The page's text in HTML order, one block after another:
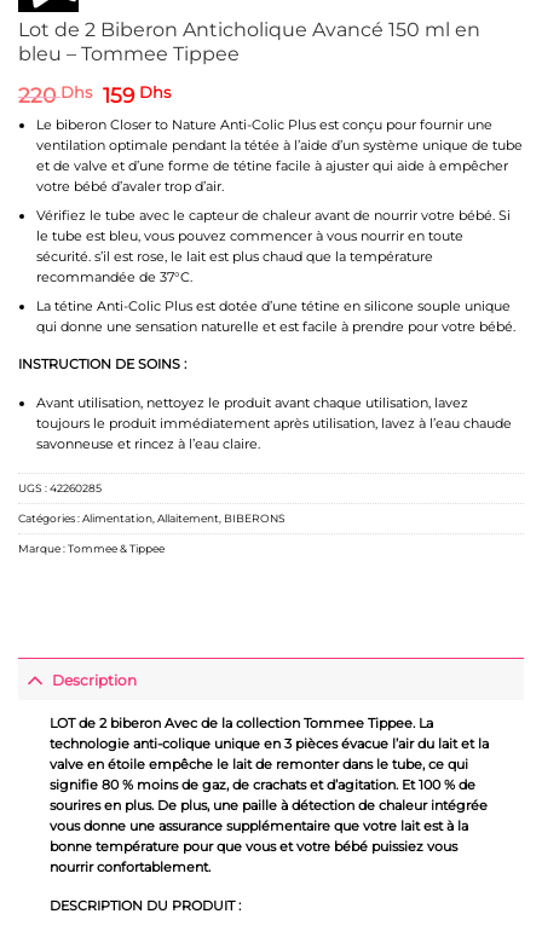
Lot de 2 Biberon Anticholique Avancé 150 ml en
bleu – Tommee Tippee
220Dhs Le
prix
initial
était :
220 Dhs.
159 DhsLe
prix
actuel
est :
159 Dhs.
Le biberon Closer to Nature Anti-Colic Plus est conçu pour fournir une
ventilation optimale pendant la tétée à l’aide d’un système unique de tube
et de valve et d’une forme de tétine facile à ajuster qui aide à empêcher
votre bébé d’avaler trop d’air.
Vérifiez le tube avec le capteur de chaleur avant de nourrir votre bébé. Si
le tube est bleu, vous pouvez commencer à vous nourrir en toute
sécurité. s’il est rose, le lait est plus chaud que la température
recommandée de 37°C.
La tétine Anti-Colic Plus est dotée d’une tétine en silicone souple unique
qui donne une sensation naturelle et est facile à prendre pour votre bébé.
INSTRUCTION DE SOINS :
Avant utilisation, nettoyez le produit avant chaque utilisation, lavez
toujours le produit immédiatement après utilisation, lavez à l’eau chaude
savonneuse et rincez à l’eau claire.
UGS :42260285
Catégories :Alimentation Allaitement BIBERONS
Marque :Tommee & Tippee
Description
LOT de 2 biberon Avec de la collection Tommee Tippee. La
technologie anti-colique unique en 3 pièces évacue l’air du lait et la
valve en étoile empêche le lait de remonter dans le tube, ce qui
signifie 80 % moins de gaz, de crachats et d’agitation. Et 100 % de
sourires en plus. De plus, une paille à détection de chaleur intégrée
vous donne une assurance supplémentaire que votre lait est à la
bonne température pour que vous et votre bébé puissiez vous
nourrir confortablement.
DESCRIPTION DU PRODUIT :